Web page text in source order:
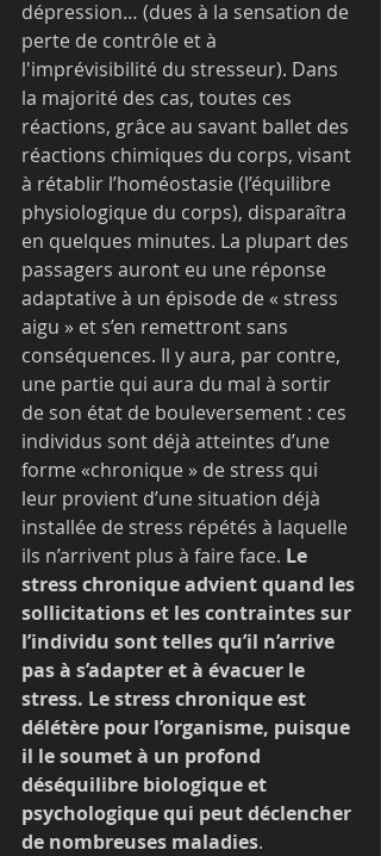
dépression… (dues à la sensation de
perte de contrôle et à
l'imprévisibilité du stresseur). Dans
la majorité des cas, toutes ces
réactions, grâce au savant ballet des
réactions chimiques du corps, visant
à rétablir l’homéostasie (l’équilibre
physiologique du corps), disparaîtra
en quelques minutes. La plupart des
passagers auront eu une réponse
adaptative à un épisode de « stress
aigu » et s’en remettront sans
conséquences. Il y aura, par contre,
une partie qui aura du mal à sortir
de son état de bouleversement : ces
individus sont déjà atteintes d’une
forme «chronique » de stress qui
leur provient d’une situation déjà
installée de stress répétés à laquelle
ils n’arrivent plus à faire face. Le
stress chronique advient quand les
sollicitations et les contraintes sur
l’individu sont telles qu’il n’arrive
pas à s’adapter et à évacuer le
stress. Le stress chronique est
délétère pour l’organisme, puisque
il le soumet à un profond
déséquilibre biologique et
psychologique qui peut déclencher
de nombreuses maladies.